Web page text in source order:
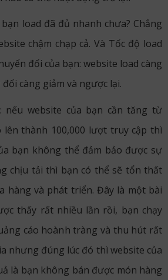
load đã đủ nhanh chưa? Chẳng
chậm chạp cả. Và Tốc độ load
đổi của bạn: website load càng
càng giảm và ngược lại.
nếu website của bạn cần tăng từ
lên thành 100,000 lượt truy cập thì
bạn không thể đảm bảo được sự
chịu tải thì bạn có thể sẽ tổn thất
hàng và phát triển. Đây là một bài
thấy rất nhiều lần rồi, bạn chạy
cáo hoành tràng và thu hút rất
nhưng đúng lúc đó thì website của
là bạn không bán được món hàng